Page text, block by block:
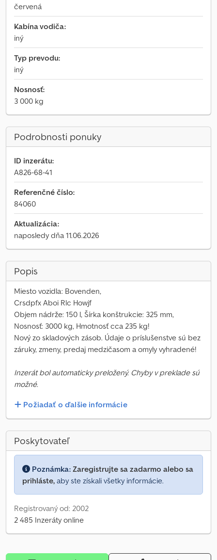
červená
Kabína vodiča:
iný
Typ prevodu:
iný
Nosnosť:
3 000 kg
Podrobnosti ponuky
ID inzerátu:
A826-68-41
Referenčné číslo:
84060
Aktualizácia:
naposledy dňa 11.06.2026
Popis
Miesto vozidla: Bovenden,
Crsdpfx Aboi Rlc Howjf
Objem nádrže: 150 l, Šírka konštrukcie: 325 mm,
Nosnosť: 3000 kg, Hmotnosť cca 235 kg!
Nový zo skladových zásob. Údaje o príslušenstve sú bez
záruky, zmeny, predaj medzičasom a omyly vyhradené!
Inzerát bol automaticky preložený. Chyby v preklade sú
možné.
Požiadať o ďalšie informácie
Poskytovateľ
Poznámka: Zaregistrujte sa zadarmo alebo sa
prihláste, aby ste získali všetky informácie.
Registrovaný od: 2002
2 485 Inzeráty online